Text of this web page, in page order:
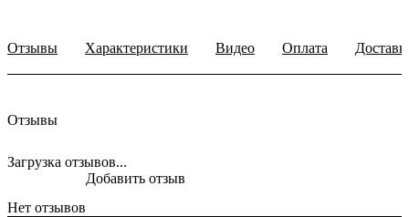
Отзывы Характеристики Видео Оплата
Отзывы
Загрузка отзывов...
Нет отзывов
Добавить отзыв